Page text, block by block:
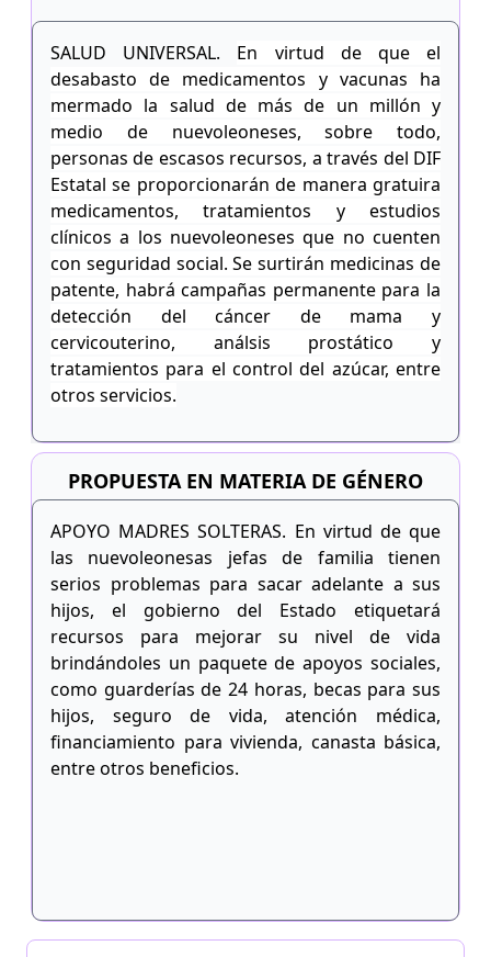
estas unidades también darán apoyo para
trasladarlos a sus citas médicas en
instituciones públicas o privadas. Todos esta
atención y servicio serán gratuitos.
SALUD UNIVERSAL. En virtud de que el
desabasto de medicamentos y vacunas ha
mermado la salud de más de un millón y
medio de nuevoleoneses, sobre todo,
personas de escasos recursos, a través del DIF
Estatal se proporcionarán de manera gratuira
medicamentos, tratamientos y estudios
clínicos a los nuevoleoneses que no cuenten
con seguridad social. Se surtirán medicinas de
patente, habrá campañas permanente para la
detección del cáncer de mama y
cervicouterino, análsis prostático y
tratamientos para el control del azúcar, entre
otros servicios.
PROPUESTA EN MATERIA DE GÉNERO
APOYO MADRES SOLTERAS. En virtud de que
las nuevoleonesas jefas de familia tienen
serios problemas para sacar adelante a sus
hijos, el gobierno del Estado etiquetará
recursos para mejorar su nivel de vida
brindándoles un paquete de apoyos sociales,
como guarderías de 24 horas, becas para sus
hijos, seguro de vida, atención médica,
financiamiento para vivienda, canasta básica,
entre otros beneficios.